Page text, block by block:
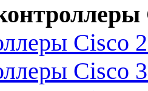
Cisco
Cisco